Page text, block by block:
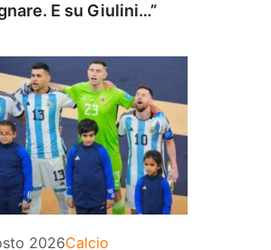
E su Giulini…”
2026Categorie
Calcio